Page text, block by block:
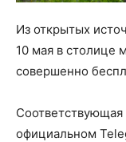
Из открытых
10 мая в столице
совершенно
официальном